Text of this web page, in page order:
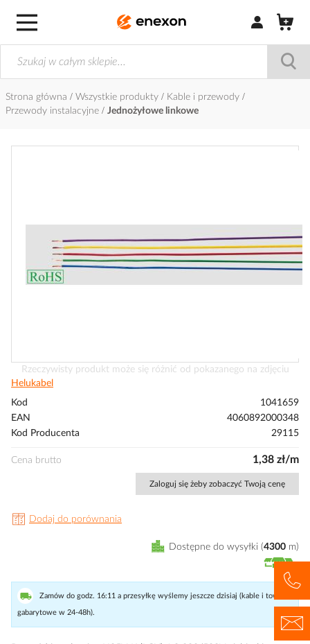
Zaloguj się /
Strona główna Wszystkie produkty
Kable i przewody
Przewody instalacyjne
Jednożyłowe linkowe
Przejdź
na
początek
Rzeczywisty produkt może się różnić od pokazanego na zdjęciu
Helukabel
Kod
1041659
EAN
4060892000348
Kod Producenta
29115
Cena brutto 1,38 zł/m
Zaloguj się żeby zobaczyć Twoją cenę
Dodaj do porównania
Dostępne do wysyłki 4300 m
Zamów do godz. 16:11 a przesyłkę wyślemy jeszcze dzisiaj (kable i towary
gabarytowe w 24-48h).